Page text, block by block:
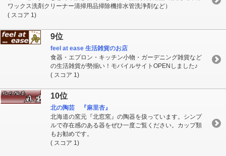
ワックス洗剤クリーナー清掃用品掃除機排水管洗浄剤など）
( スコア 1)
9位
feel at ease 生活雑貨のお店
食器・エプロン・キッチン小物・ガーデニング雑貨など
の生活雑貨が勢揃い！モバイルサイトOPENしました♪
( スコア 1)
10位
北の陶芸 『麻里杏』
北海道の窯元『北窓窯』の陶器を扱っています。シンプ
ルで存在感のある器をぜひ一度ご覧ください。カップ類
もお勧めです。
( スコア 1)